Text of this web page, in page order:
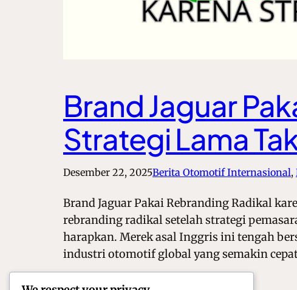
Brand Jaguar
Strategi Lama
Desember 22, 2025Berita Otomotif Internasional,
Brand Jaguar Pakai Rebranding Radikal
rebranding radikal setelah strategi
harapkan. Merek asal Inggris ini tengah
industri otomotif global yang semakin